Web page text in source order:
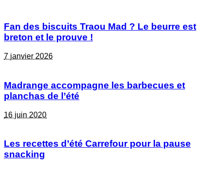
Fan des biscuits Traou Mad ? Le beurre est
breton et le prouve !
7 janvier 2026
Madrange accompagne les barbecues et
planchas de l’été
16 juin 2020
Les recettes d’été Carrefour pour la pause
snacking